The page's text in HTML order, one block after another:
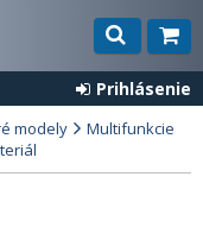
Prihlásenie
modely
Multifunkcie